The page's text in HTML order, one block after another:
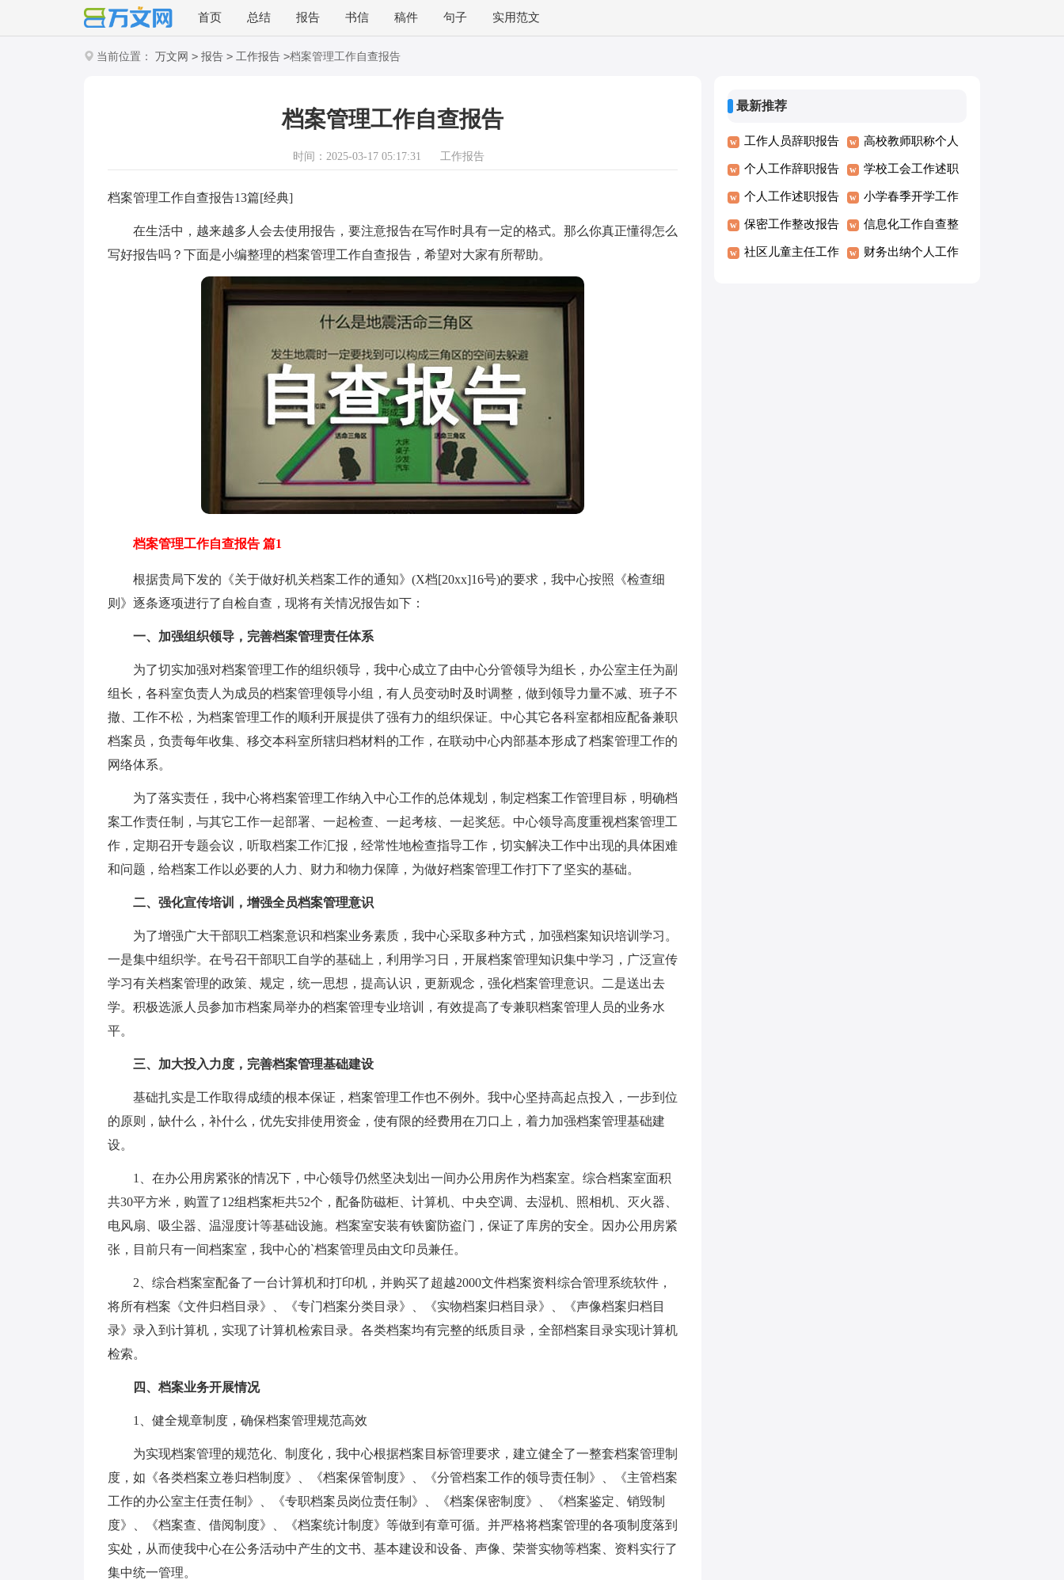
首页 总结 报告 书信 稿件 句子 实用范文
当前位置： 万文网 > 报告 > 工作报告 >档案管理工作自查报告
档案管理工作自查报告
时间：2025-03-17 05:17:31 工作报告
档案管理工作自查报告13篇[经典]
在生活中，越来越多人会去使用报告，要注意报告在写作时具有一定的格式。那么你真正懂得怎么
写好报告吗？下面是小编整理的档案管理工作自查报告，希望对大家有所帮助。
档案管理工作自查报告 篇1
根据贵局下发的《关于做好机关档案工作的通知》(X档[20xx]16号)的要求，我中心按照《检查细
则》逐条逐项进行了自检自查，现将有关情况报告如下：
一、加强组织领导，完善档案管理责任体系
为了切实加强对档案管理工作的组织领导，我中心成立了由中心分管领导为组长，办公室主任为副
组长，各科室负责人为成员的档案管理领导小组，有人员变动时及时调整，做到领导力量不减、班子不
撤、工作不松，为档案管理工作的顺利开展提供了强有力的组织保证。中心其它各科室都相应配备兼职
档案员，负责每年收集、移交本科室所辖归档材料的工作，在联动中心内部基本形成了档案管理工作的
网络体系。
为了落实责任，我中心将档案管理工作纳入中心工作的总体规划，制定档案工作管理目标，明确档
案工作责任制，与其它工作一起部署、一起检查、一起考核、一起奖惩。中心领导高度重视档案管理工
作，定期召开专题会议，听取档案工作汇报，经常性地检查指导工作，切实解决工作中出现的具体困难
和问题，给档案工作以必要的人力、财力和物力保障，为做好档案管理工作打下了坚实的基础。
二、强化宣传培训，增强全员档案管理意识
为了增强广大干部职工档案意识和档案业务素质，我中心采取多种方式，加强档案知识培训学习。
一是集中组织学。在号召干部职工自学的基础上，利用学习日，开展档案管理知识集中学习，广泛宣传
学习有关档案管理的政策、规定，统一思想，提高认识，更新观念，强化档案管理意识。二是送出去
学。积极选派人员参加市档案局举办的档案管理专业培训，有效提高了专兼职档案管理人员的业务水
平。
三、加大投入力度，完善档案管理基础建设
基础扎实是工作取得成绩的根本保证，档案管理工作也不例外。我中心坚持高起点投入，一步到位
的原则，缺什么，补什么，优先安排使用资金，使有限的经费用在刀口上，着力加强档案管理基础建
设。
1、在办公用房紧张的情况下，中心领导仍然坚决划出一间办公用房作为档案室。综合档案室面积
共30平方米，购置了12组档案柜共52个，配备防磁柜、计算机、中央空调、去湿机、照相机、灭火器、
电风扇、吸尘器、温湿度计等基础设施。档案室安装有铁窗防盗门，保证了库房的安全。因办公用房紧
张，目前只有一间档案室，我中心的`档案管理员由文印员兼任。
2、综合档案室配备了一台计算机和打印机，并购买了超越2000文件档案资料综合管理系统软件，
将所有档案《文件归档目录》、《专门档案分类目录》、《实物档案归档目录》、《声像档案归档目
录》录入到计算机，实现了计算机检索目录。各类档案均有完整的纸质目录，全部档案目录实现计算机
检索。
四、档案业务开展情况
1、健全规章制度，确保档案管理规范高效
为实现档案管理的规范化、制度化，我中心根据档案目标管理要求，建立健全了一整套档案管理制
度，如《各类档案立卷归档制度》、《档案保管制度》、《分管档案工作的领导责任制》、《主管档案
工作的办公室主任责任制》、《专职档案员岗位责任制》、《档案保密制度》、《档案鉴定、销毁制
度》、《档案查、借阅制度》、《档案统计制度》等做到有章可循。并严格将档案管理的各项制度落到
实处，从而使我中心在公务活动中产生的文书、基本建设和设备、声像、荣誉实物等档案、资料实行了
集中统一管理。
最新推荐
工作人员辞职报告 高校教师职称个人
工作述职报告
个人工作辞职报告 学校工会工作述职
报告
个人工作述职报告 小学春季开学工作
自查报告
保密工作整改报告 信息化工作自查整
改报告
社区儿童主任工作 财务出纳个人工作